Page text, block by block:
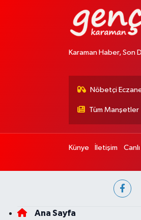
Karaman Haber, Son
Nöbetçi
Tüm Manşetler
Künye İletişim
Ana Sayfa